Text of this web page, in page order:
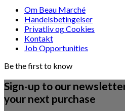
Om Beau Marché
Handelsbetingelser
Privatliv og Cookies
Kontakt
Job Opportunities
Be the first to know
Sign-up to our
your next purchase